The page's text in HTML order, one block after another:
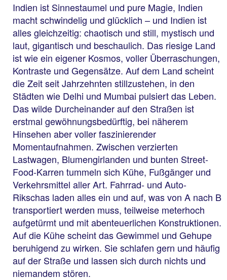
Indien ist Sinnestaumel und pure Magie, Indien
macht schwindelig und glücklich – und Indien ist
alles gleichzeitig: chaotisch und still, mystisch und
laut, gigantisch und beschaulich. Das riesige Land
ist wie ein eigener Kosmos, voller Überraschungen,
Kontraste und Gegensätze. Auf dem Land scheint
die Zeit seit Jahrzehnten stillzustehen, in den
Städten wie Delhi und Mumbai pulsiert das Leben.
Das wilde Durcheinander auf den Straßen ist
erstmal gewöhnungsbedürftig, bei näherem
Hinsehen aber voller faszinierender
Momentaufnahmen. Zwischen verzierten
Lastwagen, Blumengirlanden und bunten Street-
Food-Karren tummeln sich Kühe, Fußgänger und
Verkehrsmittel aller Art. Fahrrad- und Auto-
Rikschas laden alles ein und auf, was von A nach B
transportiert werden muss, teilweise meterhoch
aufgetürmt und mit abenteuerlichen Konstruktionen.
Auf die Kühe scheint das Gewimmel und Gehupe
beruhigend zu wirken. Sie schlafen gern und häufig
auf der Straße und lassen sich durch nichts und
niemandem stören.
Rundreise
Rundreise in der
Kleingruppe: Kaleidoskop
des alten Indiens